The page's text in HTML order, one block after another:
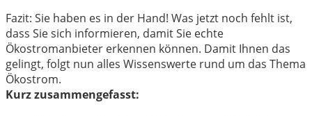
Fazit: Sie haben es in der Hand! Was jetzt noch fehlt ist,
dass Sie sich informieren, damit Sie echte
Ökostromanbieter erkennen können. Damit Ihnen das
gelingt, folgt nun alles Wissenswerte rund um das Thema
Ökostrom.
Kurz zusammengefasst: